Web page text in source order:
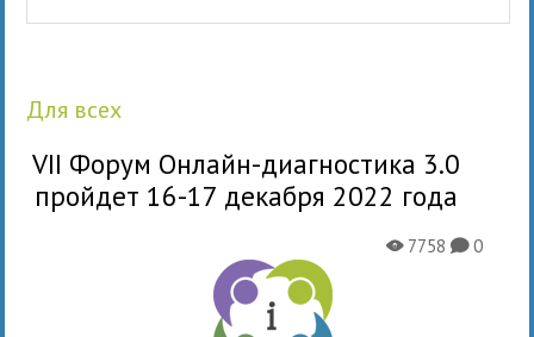
для всех
VII Форум Онлайн-диагностика 3.0
пройдет 16-17 декабря 2022 года
X7758K0